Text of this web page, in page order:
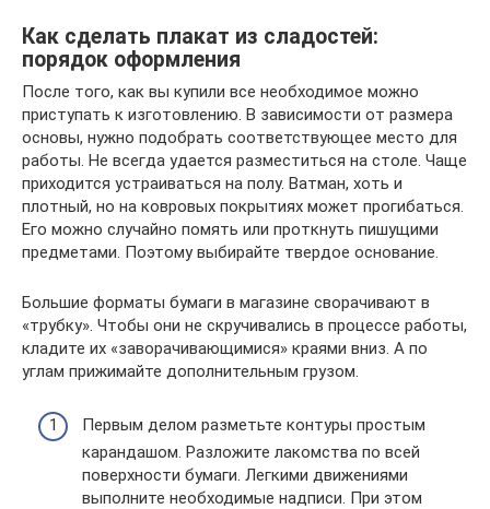
Как сделать плакат из сладостей:
порядок оформления
После того, как вы купили все необходимое можно
приступать к изготовлению. В зависимости от размера
основы, нужно подобрать соответствующее место для
работы. Не всегда удается разместиться на столе. Чаще
приходится устраиваться на полу. Ватман, хоть и
плотный, но на ковровых покрытиях может прогибаться.
Его можно случайно помять или проткнуть пишущими
предметами. Поэтому выбирайте твердое основание.
Большие форматы бумаги в магазине сворачивают в
«трубку». Чтобы они не скручивались в процессе работы,
кладите их «заворачивающимися» краями вниз. А по
углам прижимайте дополнительным грузом.
Первым делом разметьте контуры простым
карандашом. Разложите лакомства по всей
поверхности бумаги. Легкими движениями
выполните необходимые надписи. При этом